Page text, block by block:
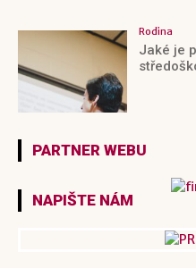
Rodina
Jaké je
PARTNER WEBU
NAPIŠTE NÁM